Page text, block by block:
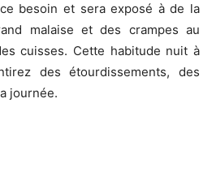
besoin et sera exposé à de la
malaise et des crampes au
cuisses. Cette habitude nuit à
des étourdissements, des
journée.